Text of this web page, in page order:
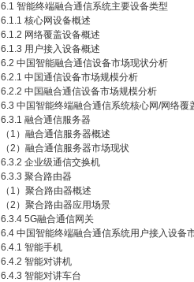
6.1 智能终端融合通信系统主要设备类型
6.1.1 核心网设备概述
6.1.2 网络覆盖设备概述
6.1.3 用户接入设备概述
6.2 中国智能融合通信设备市场现状分析
6.2.1 中国通信设备市场规模分析
6.2.2 中国融合通信设备市场规模分析
6.3 中国智能终端融合通信系统核心网/网络覆
6.3.1 融合通信服务器
（1）融合通信服务器概述
（2）融合通信服务器市场现状
6.3.2 企业级通信交换机
6.3.3 聚合路由器
（1）聚合路由器概述
（2）聚合路由器应用场景
6.3.4 5G融合通信网关
6.4 中国智能终端融合通信系统用户接入设备
6.4.1 智能手机
6.4.2 智能对讲机
6.4.3 智能对讲车台